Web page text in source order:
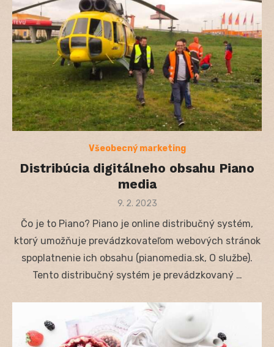
Všeobecný marketing
Distribúcia digitálneho obsahu Piano
media
Posted
9. 2. 2023
Čo je to Piano? Piano je online distribučný systém,
ktorý umožňuje prevádzkovateľom webových stránok
spoplatnenie ich obsahu (pianomedia.sk, O službe).
Tento distribučný systém je prevádzkovaný …